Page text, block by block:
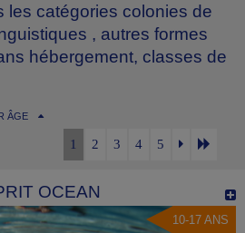
les catégories colonies de
, autres formes
hébergement, classes de
ÂGE
1 2 3 4 5
OCEAN
10-17 ANS